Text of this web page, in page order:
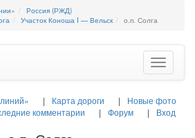
Россия (РЖД)
Участок Коноша I — Вельск о.п. Солга
Toggle
Карта дороги
Новые фото
комментарии Форум Вход